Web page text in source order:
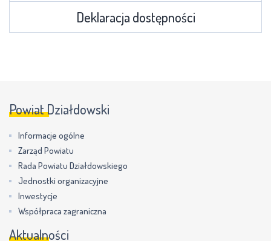
Deklaracja dostępności
Powiat Działdowski
Informacje ogólne
Zarząd Powiatu
Rada Powiatu Działdowskiego
Jednostki organizacyjne
Inwestycje
Współpraca zagraniczna
Aktualności